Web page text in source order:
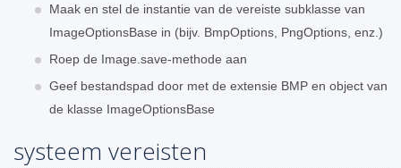
Maak en stel de instantie van de vereiste subklasse van
ImageOptionsBase in (bijv. BmpOptions, PngOptions, enz.)
Roep de Image.save-methode aan
Geef bestandspad door met de extensie BMP en object van
de klasse ImageOptionsBase
systeem vereisten